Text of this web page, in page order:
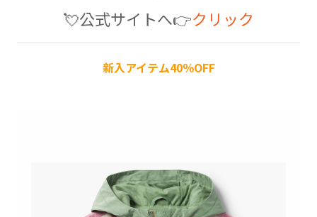
💘公式サイトへ👉クリック
新入アイテム40％OFF